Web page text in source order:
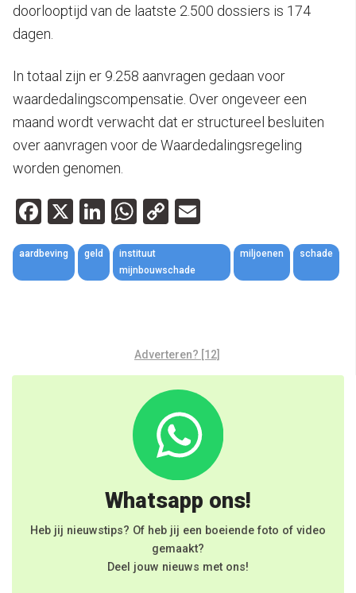
doorlooptijd van de laatste 2.500 dossiers is 174
dagen.
In totaal zijn er 9.258 aanvragen gedaan voor
waardedalingscompensatie. Over ongeveer een
maand wordt verwacht dat er structureel besluiten
over aanvragen voor de Waardedalingsregeling
worden genomen.
Facebook
X LinkedIn
WhatsApp
Copy
Link
aardbeving geld
instituut
mijnbouwschade
miljoenen schade
Adverteren? [12]
Whatsapp ons!
Heb jij nieuwstips? Of heb jij een boeiende foto of video
gemaakt?
Deel jouw nieuws met ons!